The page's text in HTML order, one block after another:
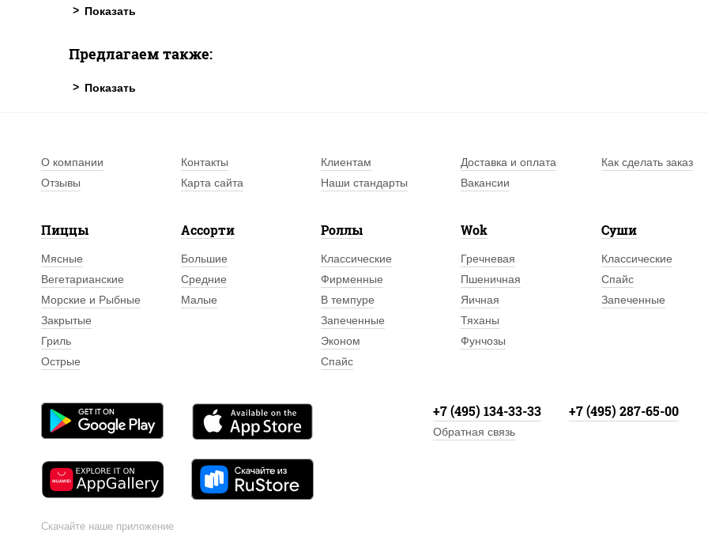
Предлагаем также:
О компании Контакты Клиентам Доставка и оплата Как сделать заказ
Отзывы
Карта сайта Наши стандарты Вакансии
Пиццы
Мясные
Вегетарианские
Морские и Рыбные
Закрытые
Гриль
Острые
Ассорти
Большие
Средние
Малые
Роллы
Классические
Фирменные
В темпуре
Запеченные
Эконом
Спайс
Wok
Гречневая
Пшеничная
Яичная
Тяханы
Фунчозы
Суши
Классические
Спайс
Запеченные
Скачайте наше приложение
+7 (495) 134-33-33 +7 (495) 287-65-00
Обратная связь